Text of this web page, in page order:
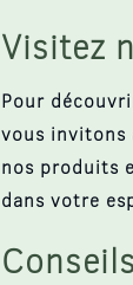
Visitez
Pour
vous invitons
nos produits
dans votre